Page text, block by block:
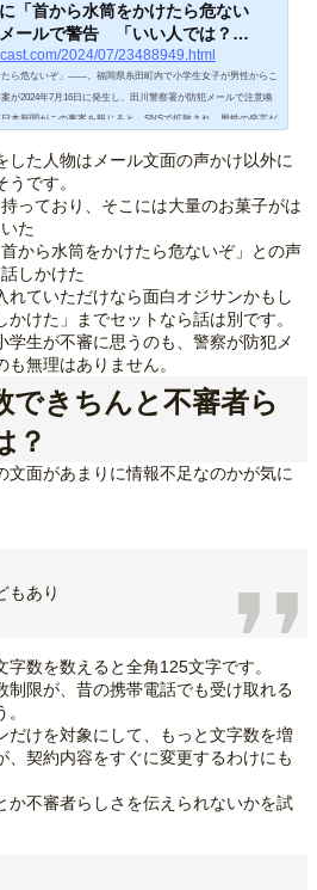
「首から水筒をかけたら危ない
ールで警告 「いい人では？…
2024/07/23488949.html
たら危ないぞ」――。福岡県糸田町内で小学生女子が男性からこ
が2024年7月16日に発生し、田川警察署が防犯メールで注意喚
本新聞がこの事案を報じると、SNSで拡散され、男性の発言だ
筒をかける行為は、消費者庁もウェブサイトで注意を呼びかけ
した人物はメール文面の声かけ以外に
です。
っており、そこには大量のお菓子がは
た
から水筒をかけたら危ないぞ」との声
しかけた
れていただけなら面白オジサンかもし
けた」までセットなら話は別です。
学生が不審に思うのも、警察が防犯メ
無理はありません。
できちんと不審者ら
？
文面があまりに情報不足なのかが気に
もあり
数を数えると全角125文字です。
制限が、昔の携帯電話でも受け取れる
だけを対象にして、もっと文字数を増
、契約内容をすぐに変更するわけにも
か不審者らしさを伝えられないかを試